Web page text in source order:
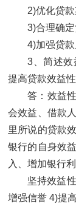
2)优化贷
3)合理确
4)加强贷
3、简述效
提高贷款效益
答：效益
会效益、借款
里所说的贷款
银行的自身效
入、增加银行
坚持效益
增强信誉 4)提